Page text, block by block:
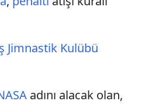
Jimnastik Kulübü
adını alacak olan,